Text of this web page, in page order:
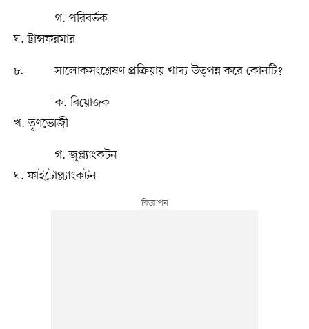
গ. পরিবর্তক
ঘ. ট্রান্সফরমার
৮. সালোকসংশ্লেষণ প্রক্রিয়ায় খাদ্য উত্পন্ন করে কোনটি?
ক. বিয়োজক
খ. তৃণভোজী
গ. জুপ্ল্যাংকটন
ঘ. ফাইটোপ্ল্যাংকটন